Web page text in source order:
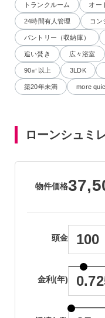
トランクルーム オー
24時間有人管理 コン
パントリー（収納庫）
追い焚き 広々浴室
90㎡以上 3LDK
築20年未満 more
ローンシュミ
物件価格
頭金
金利(年)